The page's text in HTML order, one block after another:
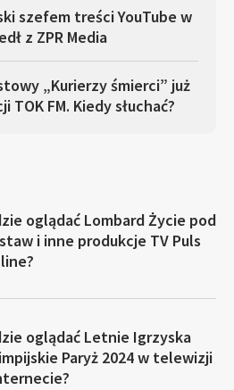
szefem treści YouTube w
z ZPR Media
„Kurierzy śmierci” już
FM. Kiedy słuchać?
oglądać Lombard Życie pod
i inne produkcje TV Puls
oglądać Letnie Igrzyska
Paryż 2024 w telewizji